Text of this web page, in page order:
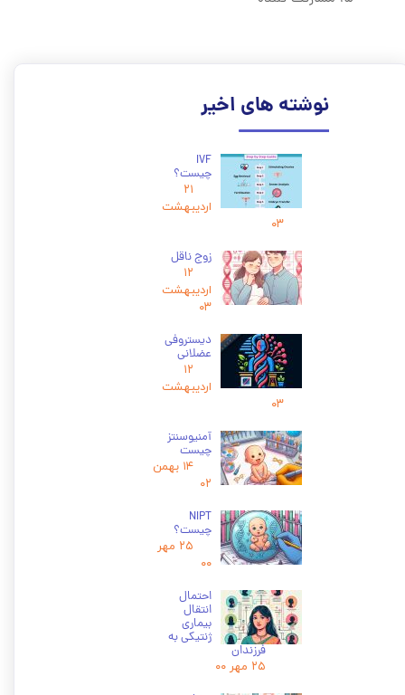
نوشته های اخیر
IVF
چیست؟
۲۱
اردیبهشت
۰۳
زوج ناقل
۱۲
اردیبهشت
۰۳
دیستروفی
عضلانی
۱۲
اردیبهشت
۰۳
آمنیوسنتز
چیست
۱۴ بهمن
۰۲
NIPT
چیست؟
۲۵ مهر
۰۰
احتمال
انتقال
بیماری
ژنتیکی به
فرزندان
۲۵ مهر ۰۰